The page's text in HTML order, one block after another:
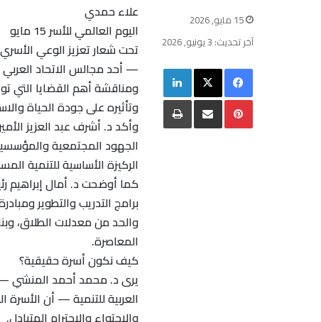
علاء حمدي
اليوم العالمي للأسر 15 مايو
تحت شعار تعزيز الوعي
— أحد مجالس الاتحاد
ومناقشة أهم القضايا التي
وتأثيره على جودة الحياة
وأكد د. أشرف عبد العزيز
الجهود المجتمعية والمؤسسية
الركيزة الأساسية للتنمية
كما أوضحت د. أمال إبراهيم
برامج التدريب والتطوير
والحد من معدلات الطلاق،
المعاصرة.
كيف نكون أسرة حقيقية؟
يرى د. محمد أحمد المنشي
العربية للتنمية — أن الأسرة
15 مايو, 2026
آخر تحديث: 3 يونيو, 2026
فيسبوك‫X
لينكدإن
بينتيريستمشاركة عبر البريد طباعة